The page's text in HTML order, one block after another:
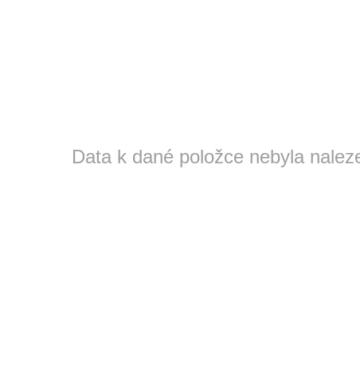
Data k dané položce nebyla